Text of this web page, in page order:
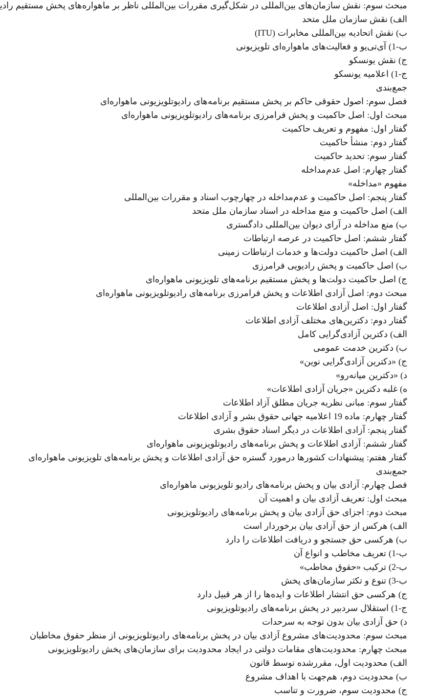
مبحث سوم: نقش سازمان‌های بین‌المللی در شکل‌گیری مقررات بین‌المللی ناظر بر ماهواره‌های پخش مستقیم
الف) نقش سازمان ملل متحد
ب) نقش اتحادیه بین‌المللی مخابرات (ITU)
ب-1)‌ آی‌تی‌یو و فعالیت‌های ماهواره‌ای تلویزیونی
ج) نقش یونسکو
ج-1) اعلامیه یونسکو
جمع‌بندی
فصل سوم: اصول حقوقی حاکم بر پخش مستقیم برنامه‌های رادیوتلویزیونی ماهواره‌ای
مبحث اول: اصل حاکمیت و پخش فرامرزی برنامه‌های رادیوتلویزیونی ماهواره‌ای
گفتار اول: مفهوم و تعریف حاکمیت
گفتار دوم: منشأ حاکمیت
گفتار سوم: تحدید حاکمیت
گفتار چهارم: اصل عدم‌مداخله
مفهوم «مداخله»
گفتار پنجم: اصل حاکمیت و عدم‌مداخله در چهارچوب اسناد و مقررات بین‌المللی
الف) اصل حاکمیت و منع مداخله در اسناد سازمان ملل متحد
ب) منع مداخله در آرای دیوان بین‌المللی دادگستری
گفتار ششم: اصل حاکمیت در عرصه ارتباطات
الف) اصل حاکمیت دولت‌ها و خدمات ارتباطات زمینی
ب) اصل حاکمیت و پخش رادیویی فرامرزی
ج) اصل حاکمیت دولت‌ها و پخش مستقیم برنامه‌های تلویزیونی ماهواره‌ای
مبحث دوم: اصل آزادی اطلاعات و پخش فرامرزی برنامه‌های رادیوتلویزیونی ماهواره‌ای
گفتار اول: اصل آزادی اطلاعات
گفتار دوم: دکترین‌های مختلف آزادی اطلاعات
الف) دکترین آزادی‌گرایی کامل
ب) دکترین خدمت عمومی
ج) «دکترین آزادی‌گرایی نوین»
د) «دکترین میانه‌رو»
ه) غلبه دکترین «جریان آزادی اطلاعات»
گفتار سوم: مبانی نظریه جریان مطلق آزاد اطلاعات
گفتار چهارم: ماده 19 اعلامیه جهانی حقوق بشر و آزادی اطلاعات
گفتار پنجم: آزادی اطلاعات در دیگر اسناد حقوق بشری
گفتار ششم: آزادی اطلاعات و پخش برنامه‌های رادیوتلویزیونی ماهواره‌ای
گفتار هفتم: پیشنهادات کشورها درمورد گستره حق آزادی اطلاعات و پخش برنامه‌های تلویزیونی ماهواره‌ای
جمع‌بندی
فصل چهارم: آزادی بیان و پخش برنامه‌های رادیو تلویزیونی ماهواره‌ای
مبحث اول: تعریف آزادی بیان و اهمیت آن
مبحث دوم: اجزای حق آزادی بیان و پخش برنامه‌های رادیوتلویزیونی
الف) هرکس از حق آزادی بیان برخوردار است
ب) هرکسی حق جستجو و دریافت اطلاعات را دارد
ب-1) تعریف مخاطب و انواع آن
ب-2) ترکیب «حقوق مخاطب»
ب-3) تنوع و تکثر سازمان‌های پخش
ج) هرکسی حق انتشار اطلاعات و ایده‌ها را از هر قبیل دارد
ج-1) استقلال سردبیر در پخش برنامه‌های رادیوتلویزیونی
د) حق آزادی بیان بدون توجه به سرحدات
مبحث سوم: محدودیت‌های مشروع آزادی بیان در پخش برنامه‌های رادیوتلویزیونی از منظر حقوق مخاطبان
مبحث چهارم: محدودیت‌های مقامات دولتی در ایجاد محدودیت برای سازمان‌های پخش رادیوتلویزیونی
الف) محدودیت اول، مقررشده توسط قانون
ب) محدودیت دوم، هم‌جهت با اهداف مشروع
ج) محدودیت سوم، ضرورت و تناسب